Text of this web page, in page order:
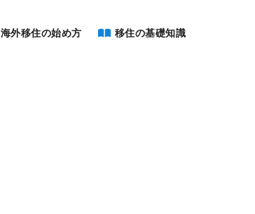
海外移住の始め方 移住の基礎知識